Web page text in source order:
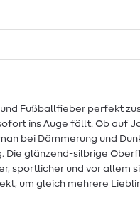
Fußballfieber perfekt
ins Auge fällt. Ob auf
bei Dämmerung und
glänzend-silbrige
sportlicher und vor allem
um gleich mehrere